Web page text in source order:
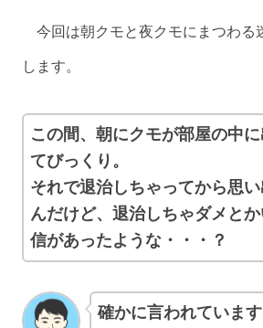
今回は朝クモと夜クモにまつわる
します。
この間、朝にクモが部屋の中に
てびっくり。
それで退治しちゃってから思
んだけど、退治しちゃダメと
信があったような・・・？
確かに言われていま